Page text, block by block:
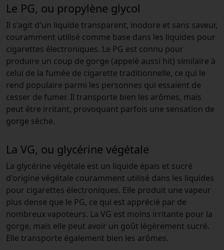
Le PG, ou propylène glycol
Il s'agit d'un liquide transparent, inodore et sans saveur,
couramment utilisé comme base dans les liquides pour
cigarettes électroniques. Le PG est connu pour
produire un coup de gorge (appelé aussi hit) similaire à
celui de la fumée de cigarette traditionnelle, ce qui le
rend populaire parmi les personnes qui essaient de
cesser de fumer. Il transporte bien les arômes, mais
peut être irritant, provoquant parfois une sensation de
gorge sèche.
La VG, ou glycérine végétale
La glycérine végétale est un liquide épais et sucré
d'origine végétale couramment utilisé dans les liquides
pour cigarettes électroniques. Elle produit une vapeur
plus dense que le PG, ce qui est apprécié par de
nombreux vapoteurs. La VG est moins irritante pour la
gorge, mais elle peut avoir un goût légèrement sucré.
Elle transporte également bien les arômes.